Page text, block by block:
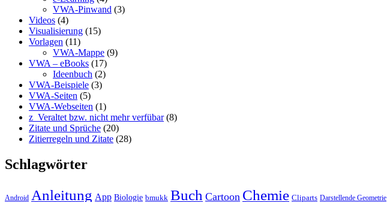
VWA-Pinwand (3)
Videos (4)
Visualisierung (15)
Vorlagen (11)
VWA-Mappe (9)
VWA – eBooks (17)
Ideenbuch (2)
VWA-Beispiele (3)
VWA-Seiten (5)
VWA-Webseiten (1)
z_Veraltet bzw. nicht mehr verfübar(8)
Zitate und Sprüche (20)
Zitierregeln und Zitate (28)
Schlagwörter
Android Anleitung App Biologie bmukk Buch Cartoon Chemie Cliparts Darstellende Geometrie